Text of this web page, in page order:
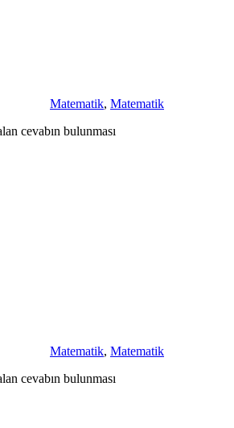
Matematik, Matematik
cevabın bulunması
Matematik, Matematik
cevabın bulunması